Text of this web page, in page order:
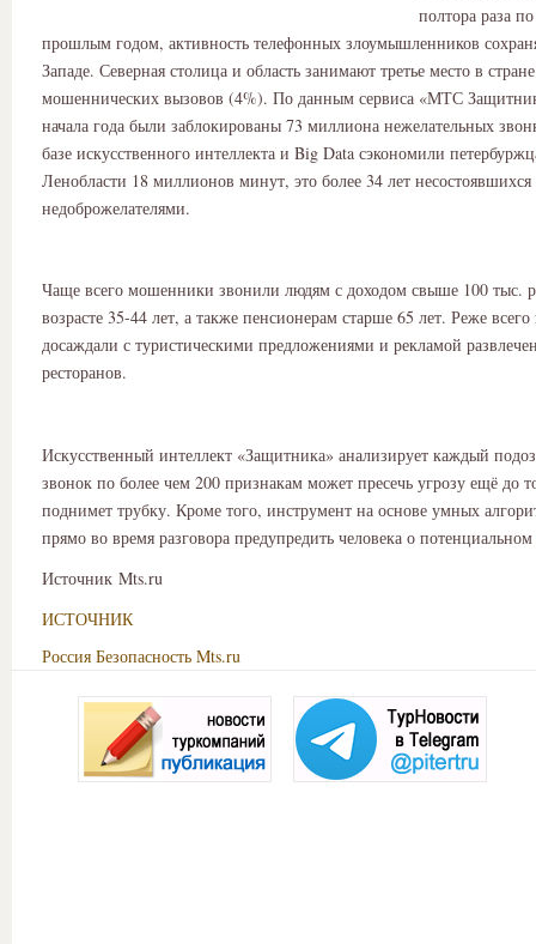
полтора раза
прошлым годом, активность телефонных злоумышленников
Западе. Северная столица и область занимают третье место в
мошеннических вызовов (4%). По данным сервиса «МТС
начала года были заблокированы 73 миллиона нежелательных
базе искусственного интеллекта и Big Data сэкономили
Ленобласти 18 миллионов минут, это более 34 лет несостоявшихся
недоброжелателями.
Чаще всего мошенники звонили людям с доходом свыше 100 тыс.
возрасте 35-44 лет, а также пенсионерам старше 65 лет. Реже
досаждали с туристическими предложениями и рекламой
ресторанов.
Искусственный интеллект «Защитника» анализирует каждый
звонок по более чем 200 признакам может пресечь угрозу ещё до
поднимет трубку. Кроме того, инструмент на основе умных
прямо во время разговора предупредить человека о
Источник Mts.ru
ИСТОЧНИК
Россия Безопасность Mts.ru